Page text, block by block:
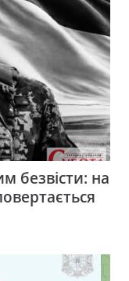
безвісти: на